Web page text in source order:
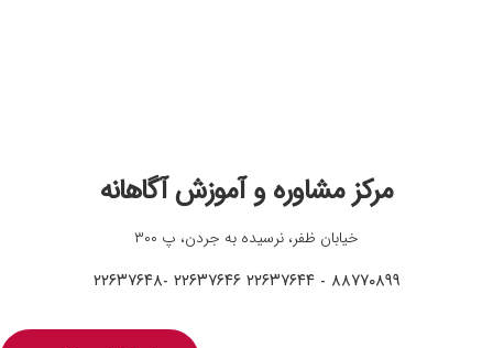
مرکز مشاوره و آموزش آگاهانه
خیابان ظفر، نرسیده به جردن، پ ۳۰۰
۸۸۷۷۰۸۹۹ - ۲۲۶۳۷۶۴۴ ۲۲۶۳۷۶۴۶ -۲۲۶۳۷۶۴۸